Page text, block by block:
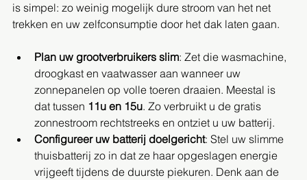
is simpel: zo weinig mogelijk dure stroom van het net
trekken en uw zelfconsumptie door het dak laten gaan.
Plan uw grootverbruikers slim: Zet die wasmachine,
droogkast en vaatwasser aan wanneer uw
zonnepanelen op volle toeren draaien. Meestal is
dat tussen 11u en 15u. Zo verbruikt u de gratis
zonnestroom rechtstreeks en ontziet u uw batterij.
Configureer uw batterij doelgericht: Stel uw slimme
thuisbatterij zo in dat ze haar opgeslagen energie
vrijgeeft tijdens de duurste piekuren. Denk aan de